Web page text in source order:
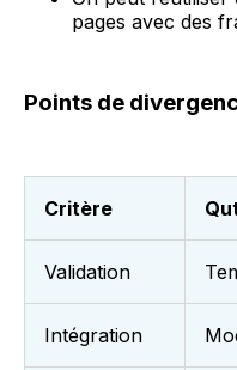
pages avec des
Points de
Critère
Validation
Intégration